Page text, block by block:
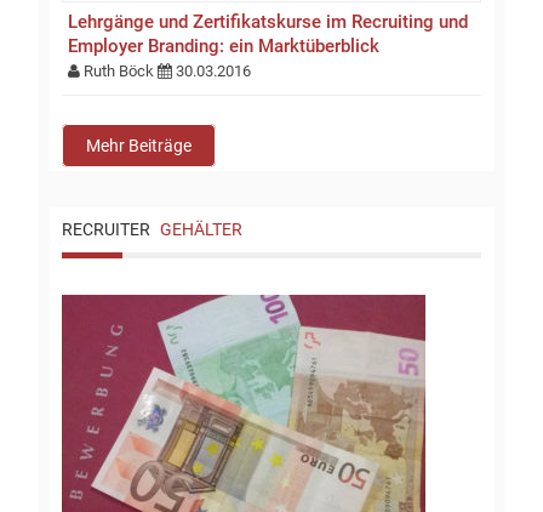
Lehrgänge und Zertifikatskurse im Recruiting und
Employer Branding: ein Marktüberblick
Ruth Böck 30.03.2016
Mehr Beiträge
RECRUITER GEHÄLTER